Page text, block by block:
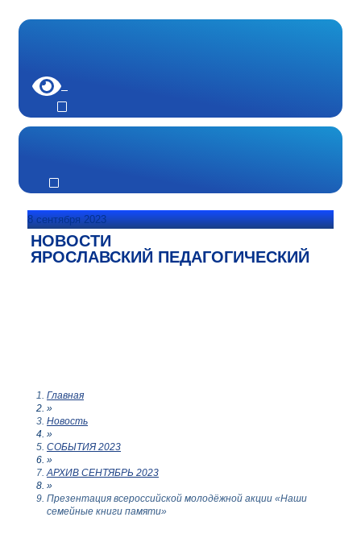
8 сентября 2023
НОВОСТИ
ЯРОСЛАВСКИЙ ПЕДАГОГИЧЕСКИЙ
Главная
»
Новость
»
СОБЫТИЯ 2023
»
АРХИВ СЕНТЯБРЬ 2023
»
Презентация всероссийской молодёжной акции «Наши
семейные книги памяти»